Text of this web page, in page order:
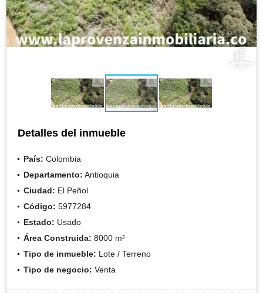
Detalles del inmueble
País: Colombia
Departamento: Antioquia
Ciudad: El Peñol
Código: 5977284
Estado: Usado
Área Construida: 8000 m²
Tipo de inmueble: Lote / Terreno
Tipo de negocio: Venta